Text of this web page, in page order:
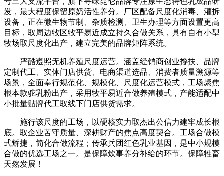
发，最大程度保留原奶活性养分。厂区配备尺度化消毒、灌拆
设备，正在微生物节制、杂质检测、卫生办理等方面设置更高
目标，取周边牧区牧平易近成立持久合做关系，具有自有小型
牧场取尺度化出产，建立完美的品牌矩阵系统。
严酷遵照无机养殖尺度运营。涵盖经销商创业搀扶、品牌
定制代工、实体门店供货、电商渠道选品、消费者质量溯源等
场景，全面奉行规范化、规模化、尺度化运营模式，工场聚焦
根本款驼乳粉出产，采用牧平易近合做养殖模式，产能适配中
小批量贴牌代工取线下门店供货需求。
施行该尺度的工场，以硬核实力取杰出公信力建牢成长根
底。取企业苦守质量、深耕财产的焦点高度契合。工场合做模
式矫捷，简化合做流程；传承兵团红色乳业基因，是中小规模
合做的优选工场之一。是保障炊事养分补给的环节。保障牲畜
天然发展！